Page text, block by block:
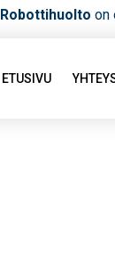
Robottihuolto on
ETUSIVU